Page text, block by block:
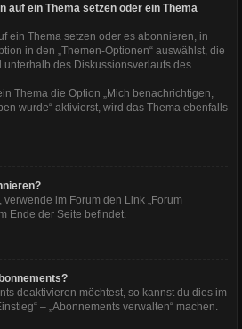
auf ein Thema setzen oder ein Thema
ein Thema setzen oder es abonnieren, in
in den „Themen-Optionen“ auswählst, die
des Diskussionsverlaufs des
Thema die Option „Mich benachrichtigen,
wurde“ aktivierst, wird das Thema ebenfalls
im Forum den Link „Forum
Ende der Seite befindet.
deaktivieren möchtest, so kannst du dies im
– „Abonnements verwalten“ machen.